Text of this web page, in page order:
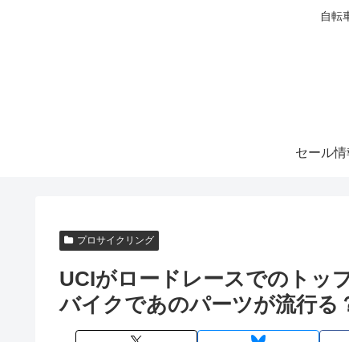
自転
セール情
プロサイクリング
UCIがロードレースでのトッ
バイクであのパーツが流行る